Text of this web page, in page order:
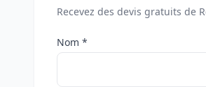
Recevez des devis gratuits de
Nom *